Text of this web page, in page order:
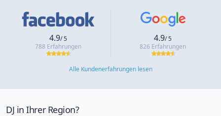
4.9/ 5
788 Erfahrungen
4.9/ 5
826 Erfahrungen
Alle Kundenerfahrungen lesen
DJ in Ihrer Region?